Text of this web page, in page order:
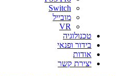
Switch
מובייל
VR
טכנולוגיה
בידור ופנאי
אודות
יצירת קשר